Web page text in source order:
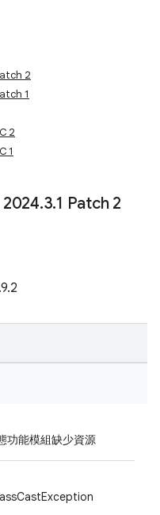
2
1
2
1
2024.3.1 Patch 2
功能模組缺少資源